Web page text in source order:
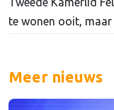
te wonen ooit,
Meer nieuws